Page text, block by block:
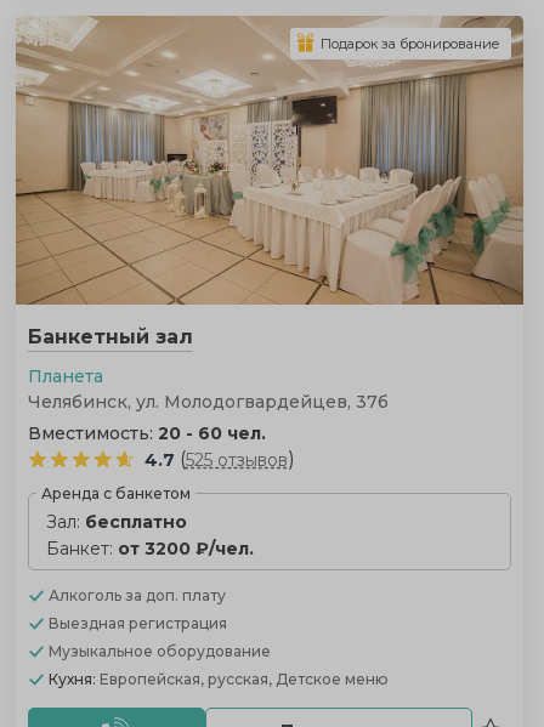
Банкетный зал
Планета
Челябинск, ул. Молодогвардейцев, 37б
Вместимость: 20 - 60 чел.
4.7 (525 отзывов)
Аренда с банкетом
Зал: бесплатно
Банкет: от 3200 ₽/чел.
Алкоголь за доп. плату
Выездная регистрация
Музыкальное оборудование
Кухня: Европейская, русская, Детское меню
Подарок за бронирование